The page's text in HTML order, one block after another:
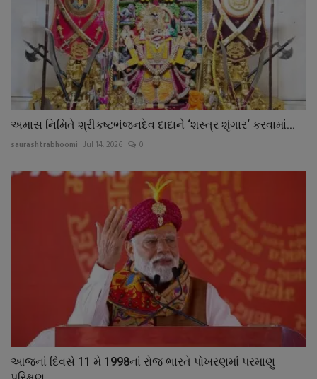
અમાસ નિમિતે શ્રીકષ્ટભંજનદેવ દાદાને ‘શસ્ત્ર શૃંગાર‘ કરવામાં...
saurashtrabhoomi Jul 14, 2026 0
આજનાં દિવસે 11 મે 1998નાં રોજ ભારતે પોખરણમાં પરમાણુ